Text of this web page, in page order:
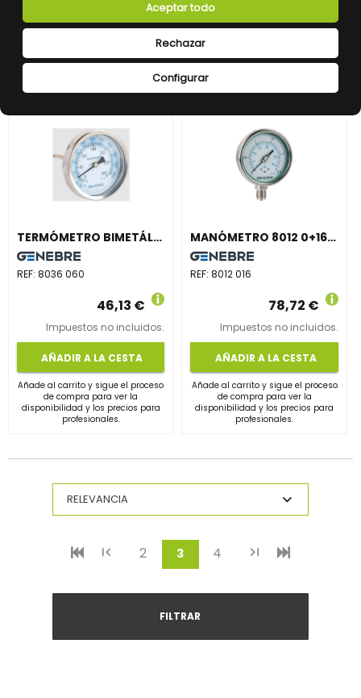
Configurar
Rechazar
Aceptar todo
Añade al carrito y sigue el proceso
de compra para ver la
disponibilidad y los precios para
Añade al carrito y sigue el proceso
de compra para ver la
TERMÓMETRO BIMETÁLICO 8036 POSTERIOR 100mm 0+60 INOXIDABLE
REF: 8036 060
46,13 €
Impuestos no incluidos.
AÑADIR A LA CESTA
Añade al carrito y sigue el proceso
de compra para ver la
disponibilidad y los precios para
profesionales.
MANÓMETRO 8012 0+16bar
REF:8012 016
78,72 €
Impuestos no incluidos.
AÑADIR A LA CESTA
Añade al carrito y sigue el proceso
de compra para ver la
disponibilidad y los precios para
profesionales.
2 3(current)
4
FILTRAR